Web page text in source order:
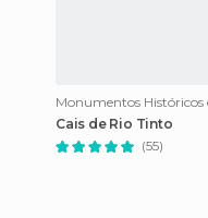
Cais de Rio Tinto
(55)